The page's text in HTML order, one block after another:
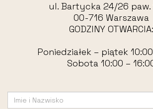
ul. Bartycka 24/26 paw.
00-716 Warszawa
GODZINY OTWARCIA:
Poniedziałek – piątek
Sobota 10:00 –